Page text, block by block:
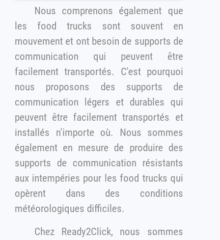
Nous comprenons également que
les food trucks sont souvent en
mouvement et ont besoin de supports de
communication qui peuvent être
facilement transportés. C'est pourquoi
nous proposons des supports de
communication légers et durables qui
peuvent être facilement transportés et
installés n'importe où. Nous sommes
également en mesure de produire des
supports de communication résistants
aux intempéries pour les food trucks qui
opèrent dans des conditions
météorologiques difficiles.
Chez Ready2Click, nous sommes